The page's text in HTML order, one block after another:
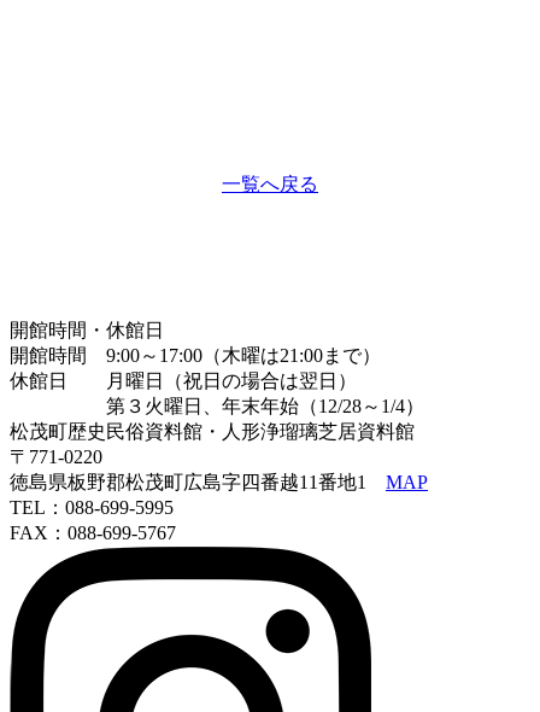
一覧へ戻る
開館時間・休館日
開館時間 9:00～17:00（木曜は21:00まで）
休館日 月曜日（祝日の場合は翌日）
第３火曜日、年末年始（12/28～1/4）
松茂町歴史民俗資料館・人形浄瑠璃芝居資料館
〒771-0220
徳島県板野郡松茂町広島字四番越11番地1 MAP
TEL：088-699-5995
FAX：088-699-5767